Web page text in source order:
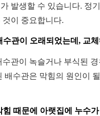
발생할 수 있습니다. 정
것이 중요합니다.
수관이 오래되었는데, 교
수관이 녹슬거나 부식된
배수관은 막힘의 원인이
힘 때문에 아랫집에 누수